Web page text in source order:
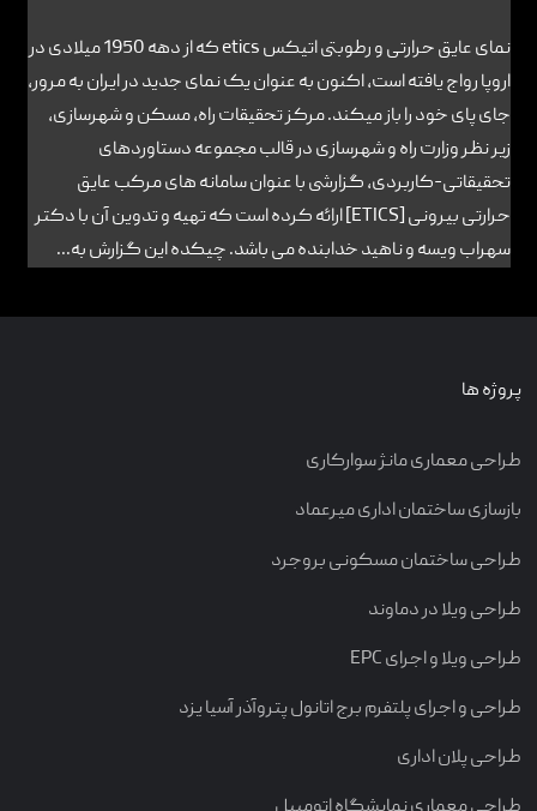
نمای عایق حرارتی و رطوبتی اتیکس etics که از دهه 1950 میلادی در
اروپا رواج یافته است، اکنون به عنوان یک نمای جدید در ایران به مرور،
جای پای خود را باز میکند. مرکز تحقیقات راه، مسکن و شهرسازی،
زیر نظر وزارت راه و شهرسازی در قالب مجموعه دستاوردهای
تحقیقاتی-کاربردی، گزارشی با عنوان سامانه های مرکب عایق
حرارتی بیرونی [ETICS] ارائه کرده است که تهیه و تدوین آن با دکتر
سهراب ویسه و ناهید خدابنده می باشد. چیکده این گزارش به...
پروژه ها
طراحی معماری مانژ سوارکاری
بازسازی ساختمان اداری میرعماد
طراحی ساختمان مسکونی بروجرد
طراحی ویلا در دماوند
طراحی ویلا و اجرای EPC
طراحی و اجرای پلتفرم برج اتانول پتروآذر آسیا یزد
طراحی پلان اداری